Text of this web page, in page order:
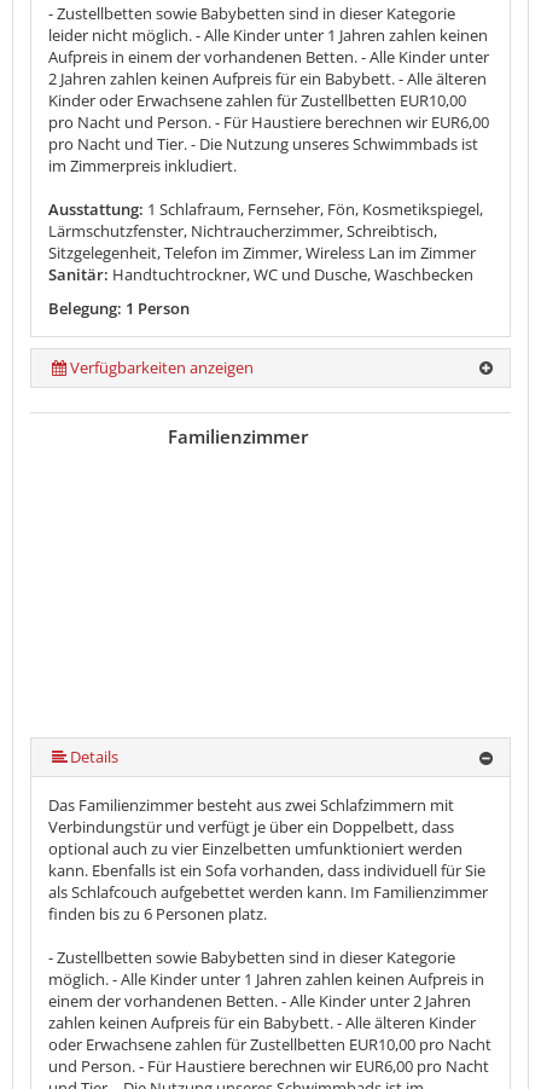
- Zustellbetten sowie Babybetten sind in dieser Kategorie
leider nicht möglich. - Alle Kinder unter 1 Jahren zahlen keinen
Aufpreis in einem der vorhandenen Betten. - Alle Kinder unter
2 Jahren zahlen keinen Aufpreis für ein Babybett. - Alle älteren
Kinder oder Erwachsene zahlen für Zustellbetten EUR10,00
pro Nacht und Person. - Für Haustiere berechnen wir EUR6,00
pro Nacht und Tier. - Die Nutzung unseres Schwimmbads ist
im Zimmerpreis inkludiert.
Ausstattung: 1 Schlafraum, Fernseher, Fön, Kosmetikspiegel,
Lärmschutzfenster, Nichtraucherzimmer, Schreibtisch,
Sitzgelegenheit, Telefon im Zimmer, Wireless Lan im Zimmer
Sanitär: Handtuchtrockner, WC und Dusche, Waschbecken
Belegung: 1 Person
Verfügbarkeiten anzeigen
Familienzimmer
Details
Das Familienzimmer besteht aus zwei Schlafzimmern mit
Verbindungstür und verfügt je über ein Doppelbett, dass
optional auch zu vier Einzelbetten umfunktioniert werden
kann. Ebenfalls ist ein Sofa vorhanden, dass individuell für Sie
als Schlafcouch aufgebettet werden kann. Im Familienzimmer
finden bis zu 6 Personen platz.
- Zustellbetten sowie Babybetten sind in dieser Kategorie
möglich. - Alle Kinder unter 1 Jahren zahlen keinen Aufpreis in
einem der vorhandenen Betten. - Alle Kinder unter 2 Jahren
zahlen keinen Aufpreis für ein Babybett. - Alle älteren Kinder
oder Erwachsene zahlen für Zustellbetten EUR10,00 pro Nacht
und Person. - Für Haustiere berechnen wir EUR6,00 pro Nacht